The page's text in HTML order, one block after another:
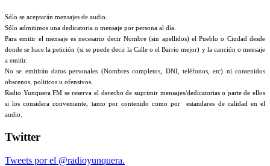
Sólo se aceptarán mensajes de audio.
Sólo admitimos una dedicatoria o mensaje por persona al día.
Para emitir el mensaje es necesario decir Nombre (sin apellidos) el Pueblo o Ciudad desde
donde se hace la petición (si se puede decir la Calle o el Barrio mejor) y la canción o mensaje
a emitir.
No se emitirán datos personales (Nombres completos, DNI, teléfonos, etc) ni contenidos
obscenos, politicos u ofensivos.
Radio Yunquera FM se reserva el derecho de suprimir mensajes/dedicatorias o parte de ellos
si los considera conveniente, tanto por contenido como por estandares de calidad en el
audio.
Twitter
Tweets por el @radioyunquera.